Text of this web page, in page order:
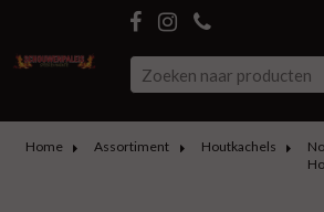
Home Assortiment Houtkachels